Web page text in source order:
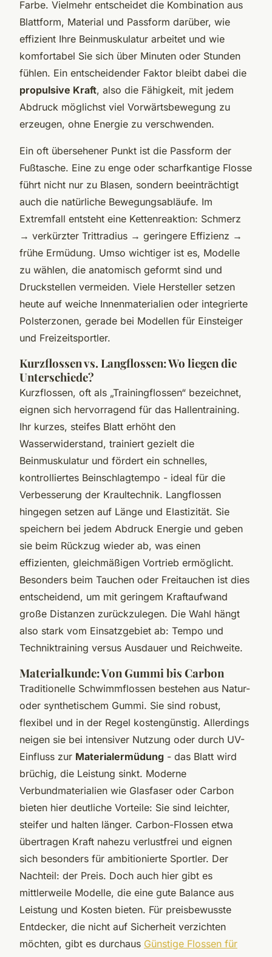
Farbe. Vielmehr entscheidet die Kombination aus
Blattform, Material und Passform darüber, wie
effizient Ihre Beinmuskulatur arbeitet und wie
komfortabel Sie sich über Minuten oder Stunden
fühlen. Ein entscheidender Faktor bleibt dabei die
propulsive Kraft, also die Fähigkeit, mit jedem
Abdruck möglichst viel Vorwärtsbewegung zu
erzeugen, ohne Energie zu verschwenden.
Ein oft übersehener Punkt ist die Passform der
Fußtasche. Eine zu enge oder scharfkantige Flosse
führt nicht nur zu Blasen, sondern beeinträchtigt
auch die natürliche Bewegungsabläufe. Im
Extremfall entsteht eine Kettenreaktion: Schmerz
→ verkürzter Trittradius → geringere Effizienz →
frühe Ermüdung. Umso wichtiger ist es, Modelle
zu wählen, die anatomisch geformt sind und
Druckstellen vermeiden. Viele Hersteller setzen
heute auf weiche Innenmaterialien oder integrierte
Polsterzonen, gerade bei Modellen für Einsteiger
und Freizeitsportler.
Kurzflossen vs. Langflossen: Wo liegen die
Unterschiede?
Kurzflossen, oft als „Trainingflossen“ bezeichnet,
eignen sich hervorragend für das Hallentraining.
Ihr kurzes, steifes Blatt erhöht den
Wasserwiderstand, trainiert gezielt die
Beinmuskulatur und fördert ein schnelles,
kontrolliertes Beinschlagtempo - ideal für die
Verbesserung der Kraultechnik. Langflossen
hingegen setzen auf Länge und Elastizität. Sie
speichern bei jedem Abdruck Energie und geben
sie beim Rückzug wieder ab, was einen
effizienten, gleichmäßigen Vortrieb ermöglicht.
Besonders beim Tauchen oder Freitauchen ist dies
entscheidend, um mit geringem Kraftaufwand
große Distanzen zurückzulegen. Die Wahl hängt
also stark vom Einsatzgebiet ab: Tempo und
Techniktraining versus Ausdauer und Reichweite.
Materialkunde: Von Gummi bis Carbon
Traditionelle Schwimmflossen bestehen aus Natur-
oder synthetischem Gummi. Sie sind robust,
flexibel und in der Regel kostengünstig. Allerdings
neigen sie bei intensiver Nutzung oder durch UV-
Einfluss zur Materialermüdung - das Blatt wird
brüchig, die Leistung sinkt. Moderne
Verbundmaterialien wie Glasfaser oder Carbon
bieten hier deutliche Vorteile: Sie sind leichter,
steifer und halten länger. Carbon-Flossen etwa
übertragen Kraft nahezu verlustfrei und eignen
sich besonders für ambitionierte Sportler. Der
Nachteil: der Preis. Doch auch hier gibt es
mittlerweile Modelle, die eine gute Balance aus
Leistung und Kosten bieten. Für preisbewusste
Entdecker, die nicht auf Sicherheit verzichten
möchten, gibt es durchaus Günstige Flossen für